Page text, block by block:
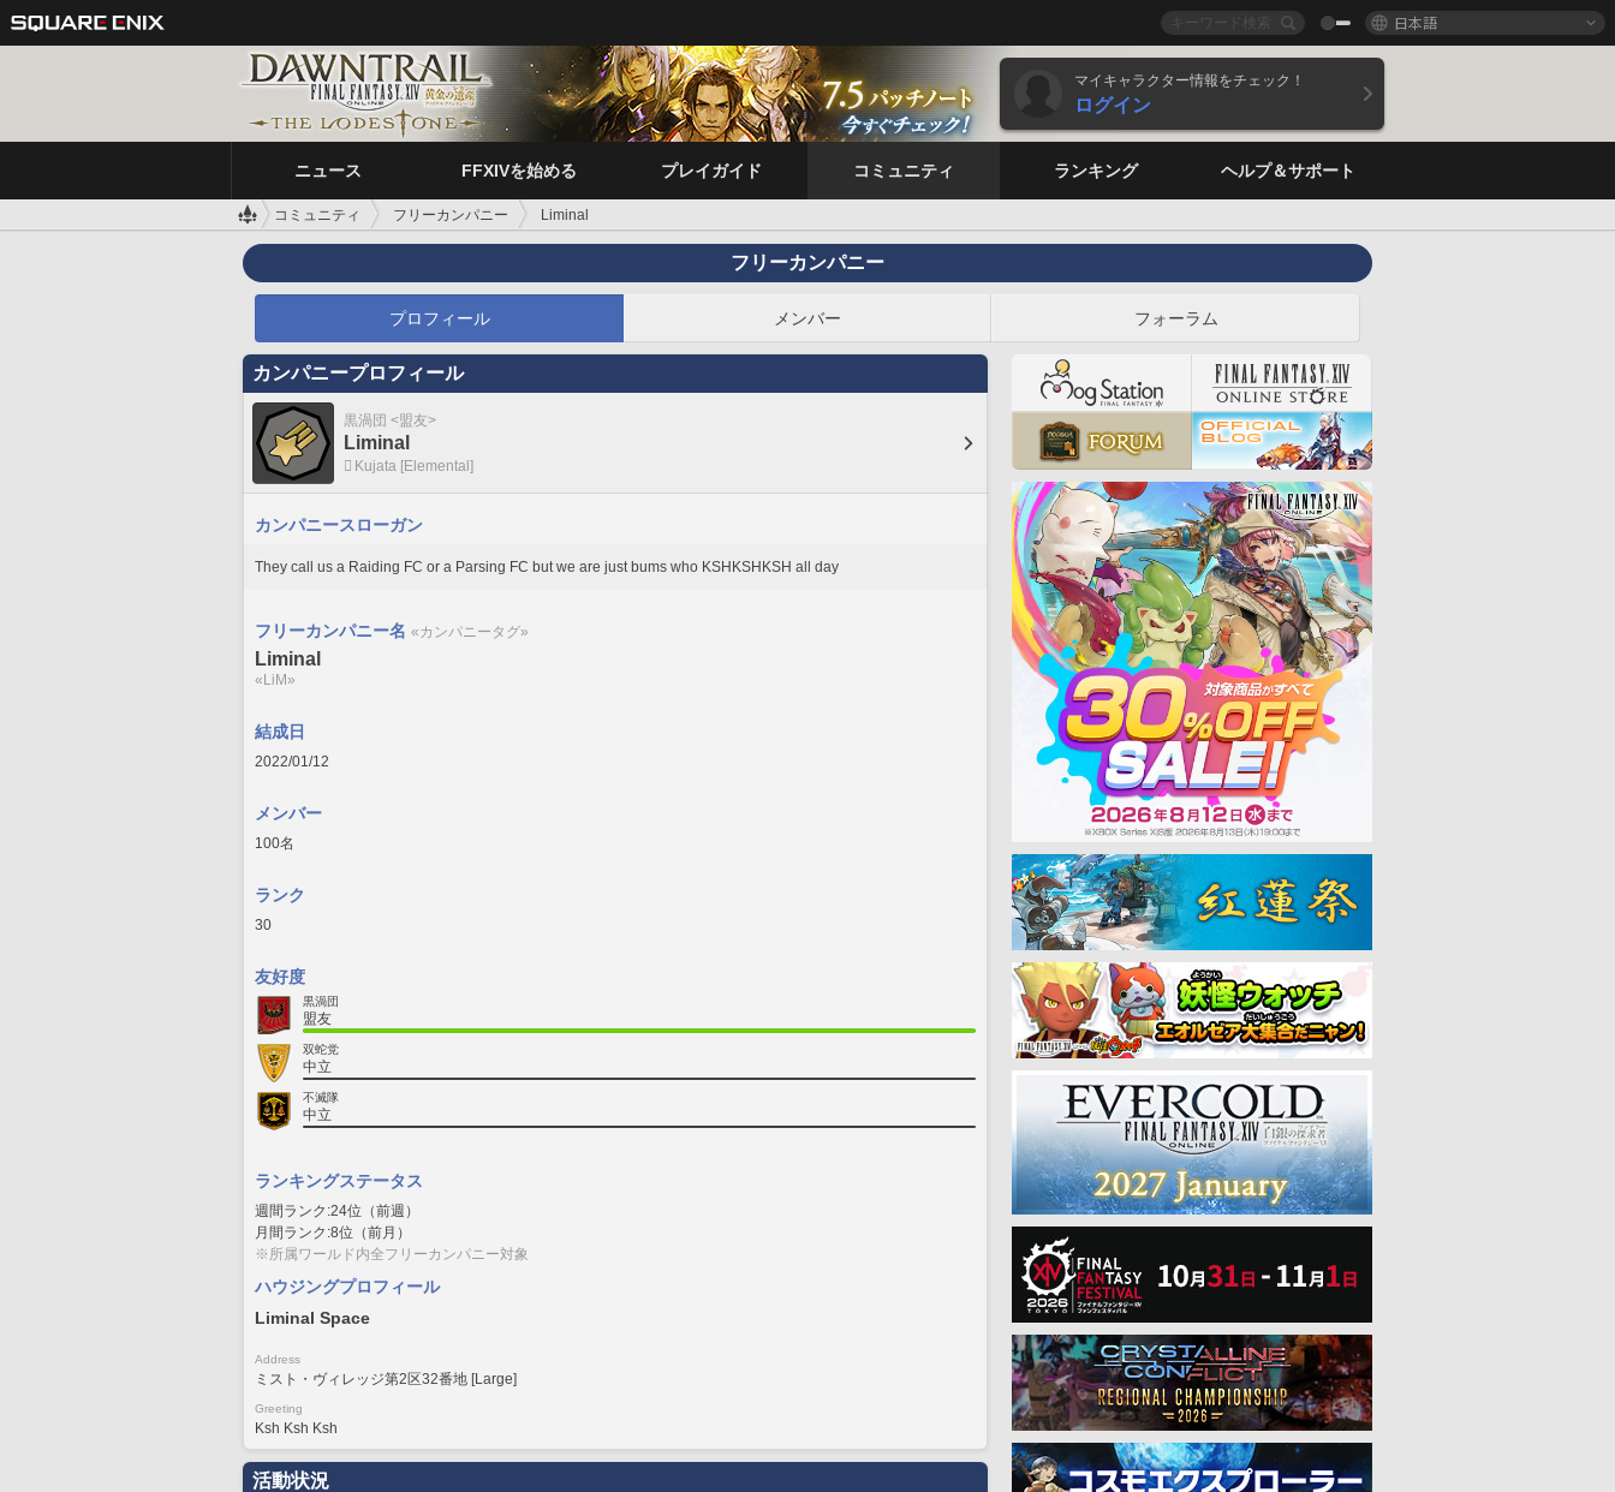
日本語
マイキャラクター情報をチェック！
ログイン
ニュース FFXIVを始める プレイガイド コミュニティ ランキング ヘルプ＆サポート
コミュニティ フリーカンパニー Liminal
フリーカンパニー
プロフィール メンバー フォーラム
カンパニープロフィール
黒渦団 <盟友>
Liminal
Kujata [Elemental]
カンパニースローガン
They call us a Raiding FC or a Parsing FC but we are just bums who KSHKSHKSH all day
フリーカンパニー名 «カンパニータグ»
Liminal
«LiM»
結成日
2022/01/12
メンバー
100名
ランク
30
友好度
黒渦団
盟友
双蛇党
中立
不滅隊
中立
ランキングステータス
週間ランク:24位（前週）
月間ランク:8位（前月）
※所属ワールド内全フリーカンパニー対象
ハウジングプロフィール
Liminal Space
Address
ミスト・ヴィレッジ第2区32番地 [Large]
Greeting
Ksh Ksh Ksh
活動状況